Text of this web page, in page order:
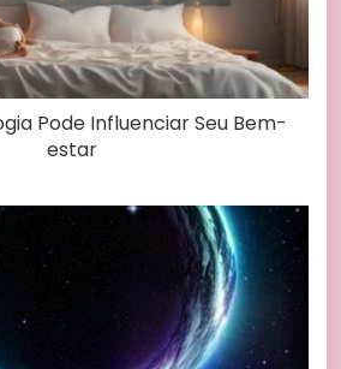
Pode Influenciar Seu Bem-
estar